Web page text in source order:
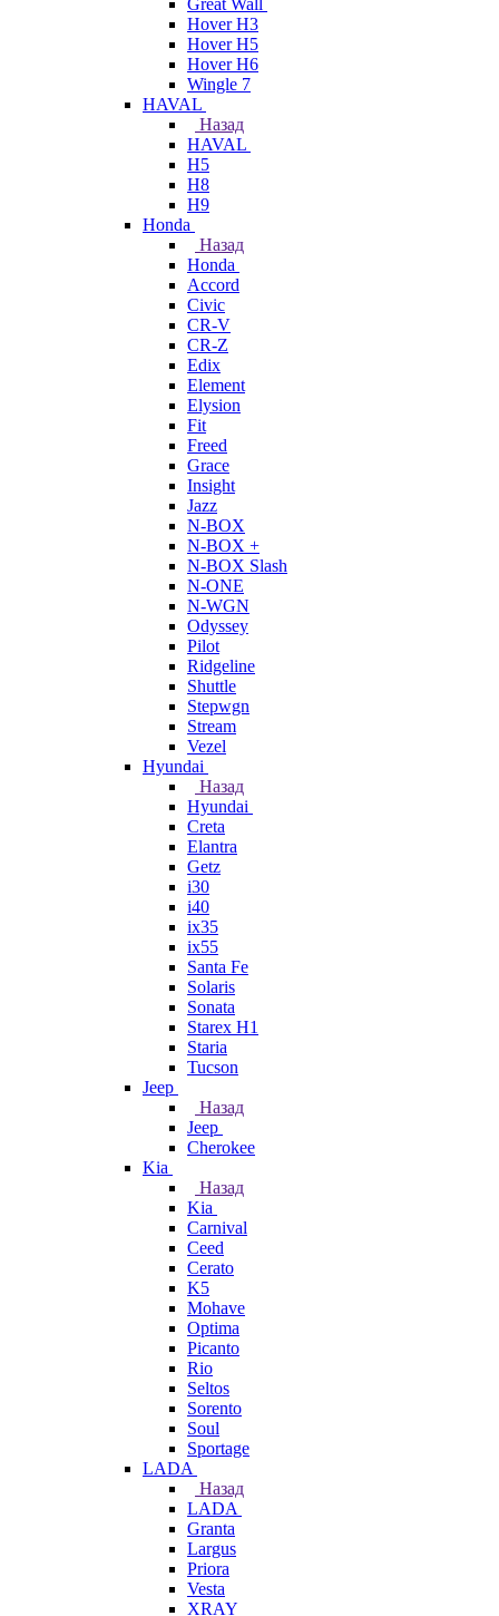
Great Wall
Hover H3
Hover H5
Hover H6
Wingle 7
HAVAL
Назад
HAVAL
H5
H8
H9
Honda
Назад
Honda
Accord
Civic
CR-V
CR-Z
Edix
Element
Elysion
Fit
Freed
Grace
Insight
Jazz
N-BOX
N-BOX +
N-BOX Slash
N-ONE
N-WGN
Odyssey
Pilot
Ridgeline
Shuttle
Stepwgn
Stream
Vezel
Hyundai
Назад
Hyundai
Creta
Elantra
Getz
i30
i40
ix35
ix55
Santa Fe
Solaris
Sonata
Starex H1
Staria
Tucson
Jeep
Назад
Jeep
Cherokee
Kia
Назад
Kia
Carnival
Ceed
Cerato
K5
Mohave
Optima
Picanto
Rio
Seltos
Sorento
Soul
Sportage
LADA
Назад
LADA
Granta
Largus
Priora
Vesta
XRAY